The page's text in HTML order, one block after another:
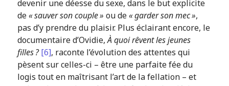
devenir une déesse du sexe, dans le but explicite
de« sauver son couple » ou de« garder son mec »,
pas d’y prendre du plaisir. Plus éclairant encore, le
documentaire d’Ovidie,À quoi rêvent les jeunes
filles ?[6], raconte l’évolution des attentes qui
pèsent sur celles-ci – être une parfaite fée du
logis tout en maîtrisant l’art de la fellation – et